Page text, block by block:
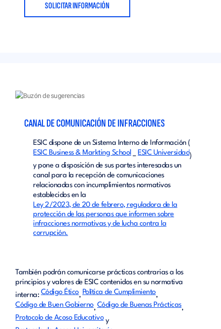
SOLICITAR INFORMACIÓN
CANAL DE COMUNICACIÓN DE INFRACCIONES
ESIC dispone de un Sistema Interno de Información (
ESIC Business & Markting School–ESIC Universidad)
y pone a disposición de sus partes interesadas un
canal para la recepción de comunicaciones
relacionadas con incumplimientos normativos
establecidos en la
Ley 2/2023, de 20 de febrero, reguladora de la
protección de las personas que informen sobre
infracciones normativas y de lucha contra la
corrupción.
También podrán comunicarse prácticas contrarias a los
principios y valores de ESIC contenidos en su normativa
interna: Código Ético, Política de Cumplimiento,
Código de Buen Gobierno, Código de Buenas Prácticas,
Protocolo de Acoso Educativo y